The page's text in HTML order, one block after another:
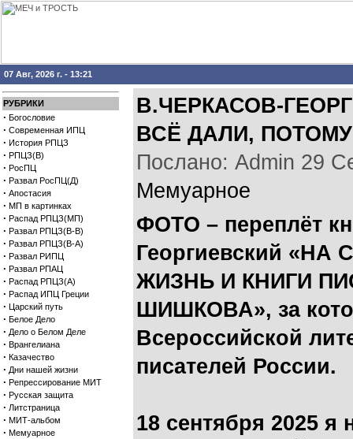
07 Авг, 2026 г. - 13:21
РУБРИКИ
· Богословие
· Современная ИПЦ
· История РПЦЗ
· РПЦЗ(В)
· РосПЦ
· Развал РосПЦ(Д)
· Апостасия
· МП в картинках
· Распад РПЦЗ(МП)
· Развал РПЦЗ(В-В)
· Развал РПЦЗ(В-А)
· Развал РИПЦ
· Развал РПАЦ
· Распад РПЦЗ(А)
· Распад ИПЦ Греции
· Царский путь
· Белое Дело
· Дело о Белом Деле
· Врангелиана
· Казачество
· Дни нашей жизни
· Репрессирование МИТ
· Русская защита
· Литстраница
· МИТ-альбом
· Мемуарное
В.ЧЕРКАСОВ-
ВСЁ ДАЛИ,
Послано: Admin 29
Мемуарное
ФОТО – переплёт
Георгиевский
ЖИЗНЬ И КНИГИ
ШИШКОВА», за
Всероссийской
писателей России.
18 сентября 2025